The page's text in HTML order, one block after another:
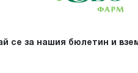
се за нашия бюлетин и
с машини. Важна
галактоземия